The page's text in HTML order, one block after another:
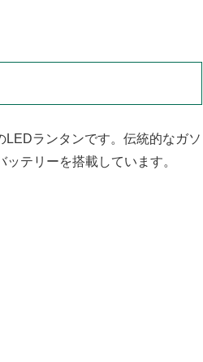
ランタンです。伝統的なガソ
テリーを搭載しています。